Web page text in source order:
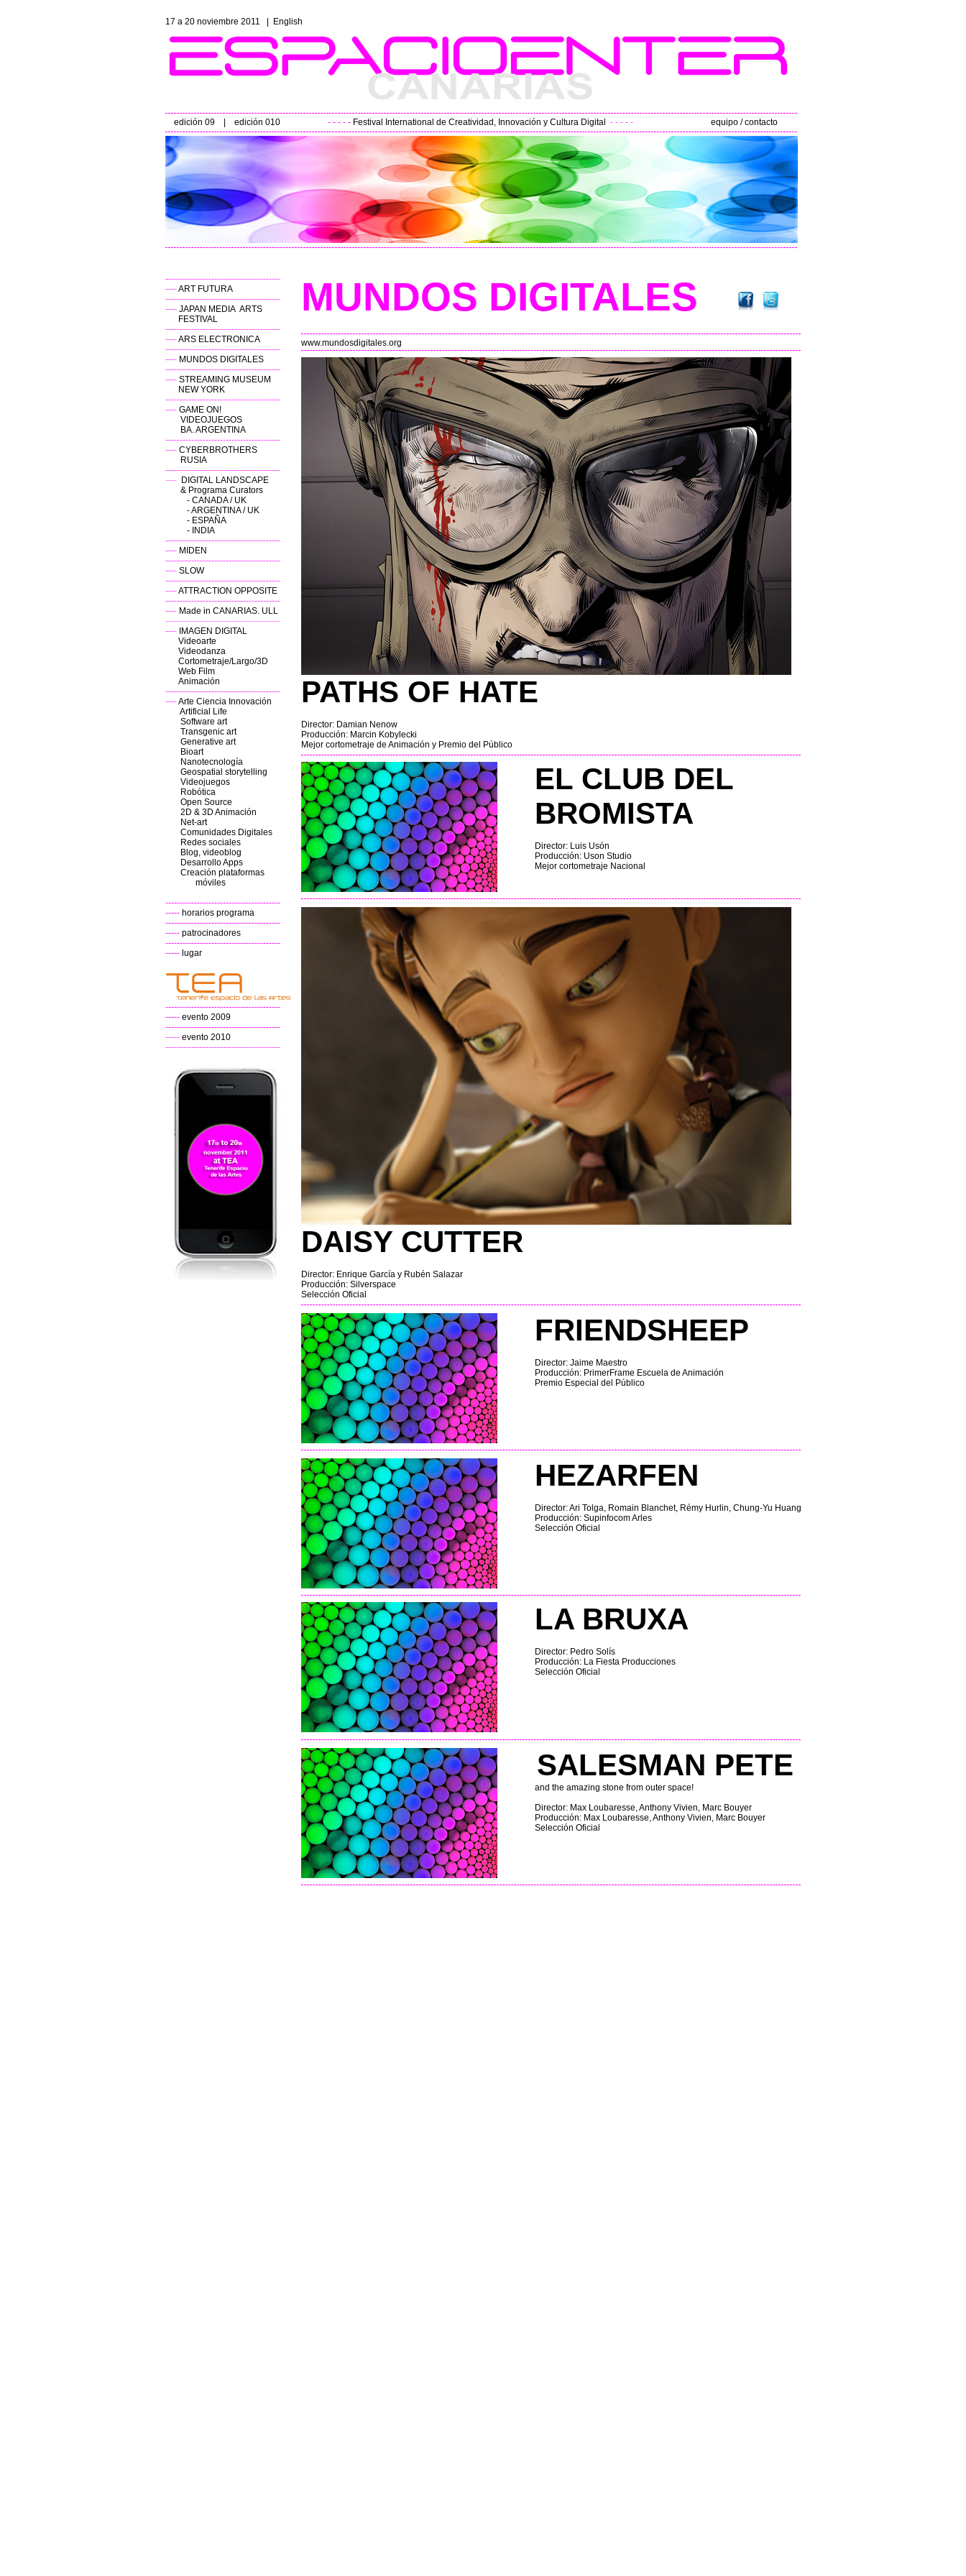
17 a 20 noviembre 2011 | English
edición 09| edición 010 - - - - -Festival International de Creatividad, Innovación y Cultura Digital - - - - - equipo / contacto
----------------------------------------
----ART FUTURA
----------------------------------------
---- JAPAN MEDIA ARTS
FESTIVAL
----------------------------------------
----ARS ELECTRONICA
----------------------------------------
---- MUNDOS DIGITALES
----------------------------------------
---- STREAMING MUSEUM
NEW YORK
----------------------------------------
---- GAME ON!
VIDEOJUEGOS
BA. ARGENTINA
----------------------------------------
---- CYBERBROTHERS
RUSIA
----------------------------------------
----
DIGITAL LANDSCAPE
& Programa Curators
- CANADA / UK
-ARGENTINA / UK
- ESPAÑA
- INDIA
----------------------------------------
---- MIDEN
----------------------------------------
---- SLOW
----------------------------------------
----ATTRACTION OPPOSITE
----------------------------------------
---- Made in CANARIAS. ULL
----------------------------------------
----
IMAGEN DIGITAL
Videoarte
Videodanza
Cortometraje/Largo/3D
Web Film
Animación
----------------------------------------
----Arte Ciencia Innovación
Artificial Life
Software art
Transgenic art
Generative art
Bioart
Nanotecnología
Geospatial storytelling
Videojuegos
Robótica
Open Source
2D & 3D Animación
Net-art
Comunidades Digitales
Redes sociales
Blog, videoblog
Desarrollo Apps
Creación plataformas
móviles
----------------------------------------
----- horarios programa
----------------------------------------
----- patrocinadores
----------------------------------------
----- lugar
----------------------------------------
----- evento 2009
----------------------------------------
----- evento 2010
----------------------------------------
MUNDOS DIGITALES
www.mundosdigitales.org
PATHS OF HATE
Director: Damian Nenow
Producción: Marcin Kobylecki
Mejor cortometraje de Animación y Premio del Público
EL CLUB DEL
BROMISTA
Director: Luis Usón
Producción: Uson Studio
Mejor cortometraje Nacional
DAISY CUTTER
Director: Enrique García y Rubén Salazar
Producción: Silverspace
Selección Oficial
FRIENDSHEEP
Director: Jaime Maestro
Producción: PrimerFrame Escuela de Animación
Premio Especial del Público
HEZARFEN
Director: Ari Tolga, Romain Blanchet, Rémy Hurlin, Chung-Yu Huang
Producción: Supinfocom Arles
Selección Oficial
LA BRUXA
Director: Pedro Solís
Producción: La Fiesta Producciones
Selección Oficial
SALESMAN PETE
and the amazing stone from outer space!
Director: Max Loubaresse, Anthony Vivien, Marc Bouyer
Producción: Max Loubaresse, Anthony Vivien, Marc Bouyer
Selección Oficial